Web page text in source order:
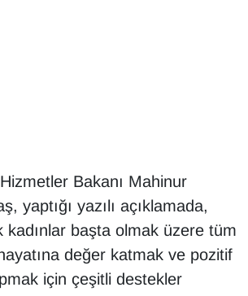
Bakanı Mahinur
yaptığı yazılı açıklamada,
kadınlar başta olmak üzere tüm
değer katmak ve pozitif
için çeşitli destekler